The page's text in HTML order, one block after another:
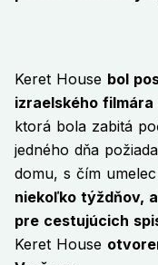
Keret House bol
izraelského
ktorá bola zabitá
jedného dňa
domu, s čím
niekoľko týždňov,
pre cestujúcich
Keret House